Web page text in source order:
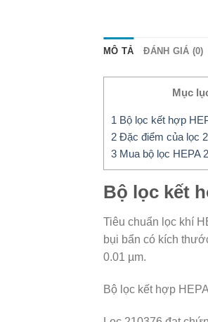
MÔ TẢ ĐÁNH GIÁ (0)
Mục
1 Bộ lọc kết hợp
2 Đặc điểm của lọc
3 Mua bộ lọc HEPA
Bộ lọc kết
Tiêu chuẩn lọc khí
bụi bẩn có kích
0.01 µm.
Bộ lọc kết hợp